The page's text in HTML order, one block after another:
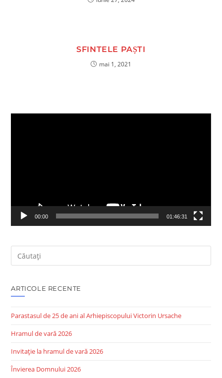
SFINTELE PAȘTI
mai 1, 2021
00:00 01:46:31
ARTICOLE RECENTE
Parastasul de 25 de ani al Arhiepiscopului Victorin Ursache
Hramul de vară 2026
Invitație la hramul de vară 2026
Învierea Domnului 2026